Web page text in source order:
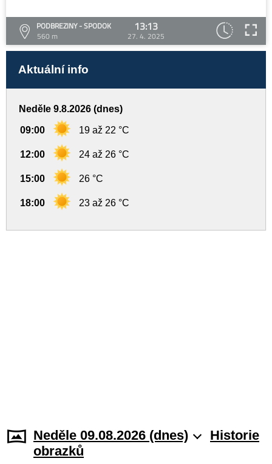
PODBREZINY - SPODOK
560 m
13:13
27. 4. 2025
Aktuální info
Neděle 9.8.2026 (dnes)
09:00 19 až 22 °C
12:00 24 až 26 °C
15:00 26 °C
18:00 23 až 26 °C
Neděle 09.08.2026 (dnes)
Historie
obrazků